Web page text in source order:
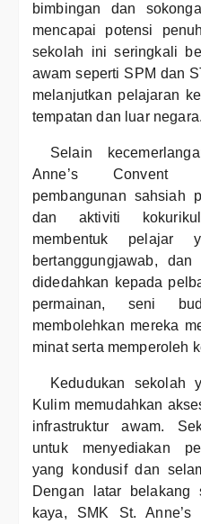
bimbingan dan
mencapai potensi
sekolah ini seringkali
awam seperti SPM dan
melanjutkan pelajaran
tempatan dan luar negara.
Selain
Anne’s Convent
pembangunan sahsiah
dan aktiviti
membentuk pelajar
bertanggungjawab,
didedahkan kepada
permainan, seni
membolehkan mereka
minat serta memperoleh
Kedudukan sekolah
Kulim memudahkan
infrastruktur awam.
untuk menyediakan
yang kondusif dan
Dengan latar belakang
kaya, SMK St. Anne’s